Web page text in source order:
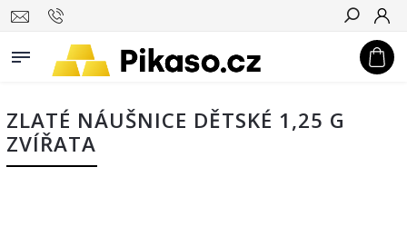
Hledat
ZLATÉ NÁUŠNICE DĚTSKÉ 1,25 G
ZVÍŘATA